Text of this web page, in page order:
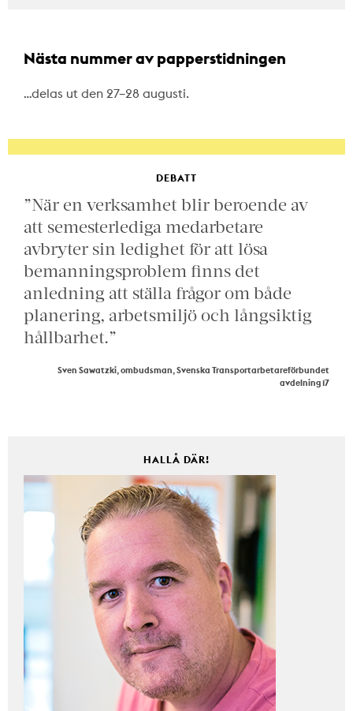
Nästa nummer av papperstidningen
…delas ut den 27–28 augusti.
DEBATT
”När en verksamhet blir beroende av
att semesterlediga medarbetare
avbryter sin ledighet för att lösa
bemanningsproblem finns det
anledning att ställa frågor om både
planering, arbetsmiljö och långsiktig
hållbarhet.”
Sven Sawatzki, ombudsman, Svenska Transportarbetareförbundet
avdelning 17
HALLÅ DÄR!